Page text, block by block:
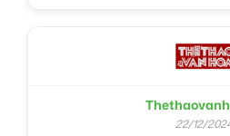
22/12/